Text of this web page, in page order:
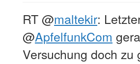
RT@maltekir:
@ApfelfunkCom
Versuchung doch zu